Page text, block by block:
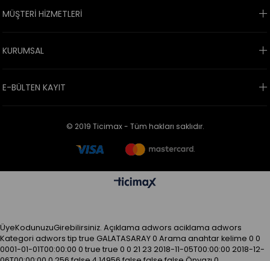
MÜŞTERİ HİZMETLERİ
KURUMSAL
E-BÜLTEN KAYIT
© 2019 Ticimax - Tüm hakları saklıdır.
ÜyeKodunuzuGirebilirsiniz. Açıklama adwors aciklama adwors
Kategori adwors tip true GALATASARAY0 Arama anahtar kelime 0 0
0001-01-01T00:00:00 0 true true 0 0 21 23 2018-11-05T00:00:00 2018-12-